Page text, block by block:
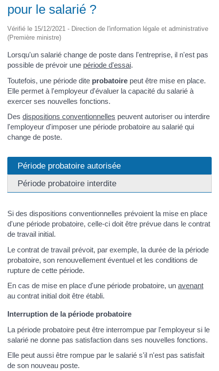
pour le salarié ?
Vérifié le 15/12/2021 - Direction de l'information légale et administrative
(Première ministre)
Lorsqu'un salarié change de poste dans l'entreprise, il n'est pas
possible de prévoir une période d'essai.
Toutefois, une période dite probatoire peut être mise en place.
Elle permet à l'employeur d'évaluer la capacité du salarié à
exercer ses nouvelles fonctions.
Des dispositions conventionnelles peuvent autoriser ou interdire
l'employeur d'imposer une période probatoire au salarié qui
change de poste.
Période probatoire autorisée
Période probatoire interdite
Si des dispositions conventionnelles prévoient la mise en place
d'une période probatoire, celle-ci doit être prévue dans le contrat
de travail initial.
Le contrat de travail prévoit, par exemple, la durée de la période
probatoire, son renouvellement éventuel et les conditions de
rupture de cette période.
En cas de mise en place d'une période probatoire, un avenant
au contrat initial doit être établi.
Interruption de la période probatoire
La période probatoire peut être interrompue par l'employeur si le
salarié ne donne pas satisfaction dans ses nouvelles fonctions.
Elle peut aussi être rompue par le salarié s'il n'est pas satisfait
de son nouveau poste.